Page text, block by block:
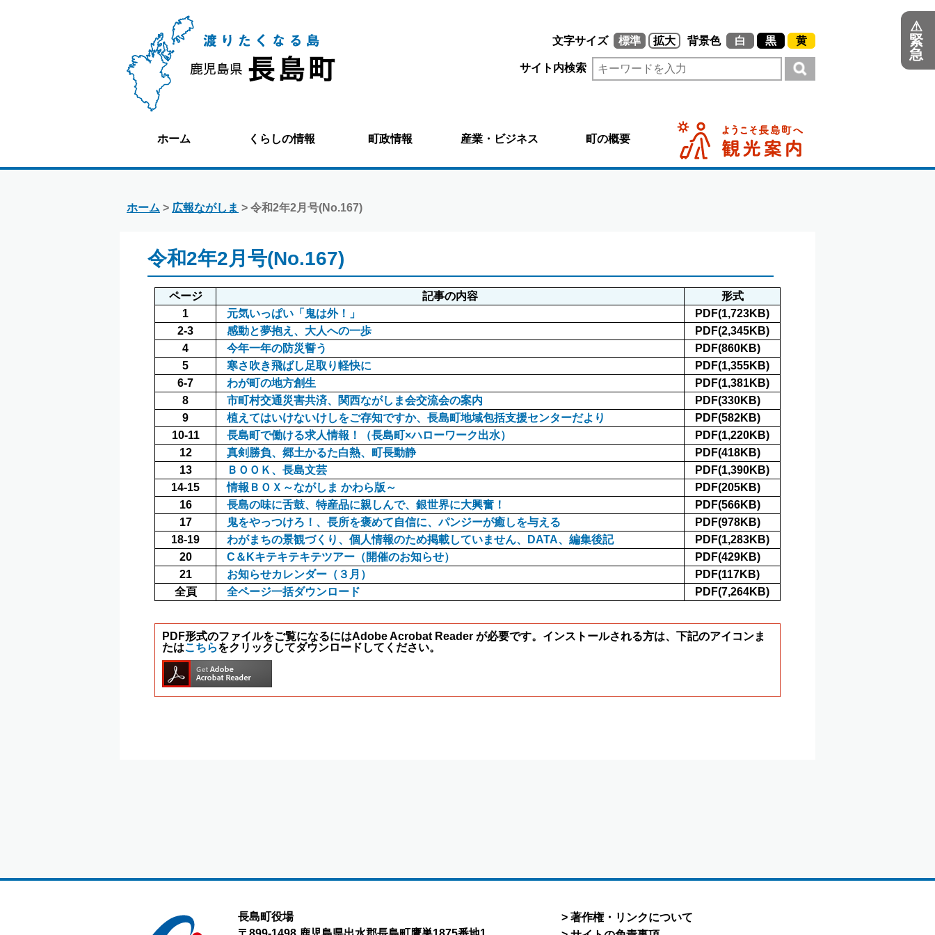
背景色 白 黒 黄
文字サイズ 標準 拡大
サイト内検索
⚠
緊
急
ホーム くらしの情報 町政情報 産業・ビジネス 町の概要
ホーム > 広報ながしま > 令和2年2月号(No.167)
令和2年2月号(No.167)
ページ 記事の内容
形式
1
元気いっぱい「鬼は外！」
PDF(1,723KB)
2-3
感動と夢抱え、大人への一歩
PDF(2,345KB)
4
今年一年の防災誓う
PDF(860KB)
5
寒さ吹き飛ばし足取り軽快に
PDF(1,355KB)
6-7
わが町の地方創生
PDF(1,381KB)
8
市町村交通災害共済、関西ながしま会交流会の案内
PDF(330KB)
9
植えてはいけないけしをご存知ですか、長島町地域包括支援センターだより
PDF(582KB)
10-11
長島町で働ける求人情報！（長島町×ハローワーク出水）
PDF(1,220KB)
12
真剣勝負、郷土かるた白熱、町長動静
PDF(418KB)
13
ＢＯＯＫ、長島文芸
PDF(1,390KB)
14-15
情報ＢＯＸ～ながしま かわら版～
PDF(205KB)
16
長島の味に舌鼓、特産品に親しんで、銀世界に大興奮！
PDF(566KB)
17
鬼をやっつけろ！、長所を褒めて自信に、パンジーが癒しを与える
PDF(978KB)
18-19
わがまちの景観づくり、個人情報のため掲載していません、DATA、編集後記
PDF(1,283KB)
20
C＆Kキテキテキテツアー（開催のお知らせ）
PDF(429KB)
21
お知らせカレンダー（３月）
PDF(117KB)
全頁
全ページ一括ダウンロード PDF(7,264KB)
PDF形式のファイルをご覧になるにはAdobe Acrobat Reader が必要です。インストールされる方は、下記のアイコンま
たはこちらをクリックしてダウンロードしてください。
著作権・リンクについて
長島町役場